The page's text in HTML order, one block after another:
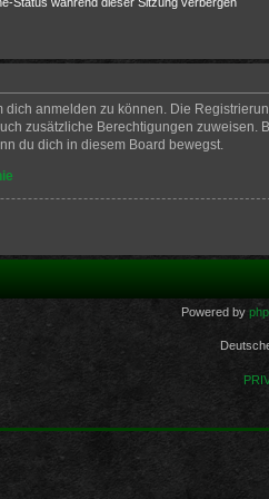
dich anmelden zu können. Die
zusätzliche Berechtigungen
du dich in diesem Board bewegst.
Powered by